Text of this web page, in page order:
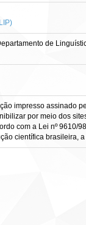
de
impresso assinado
por meio dos
com a Lei nº
científica brasileira,